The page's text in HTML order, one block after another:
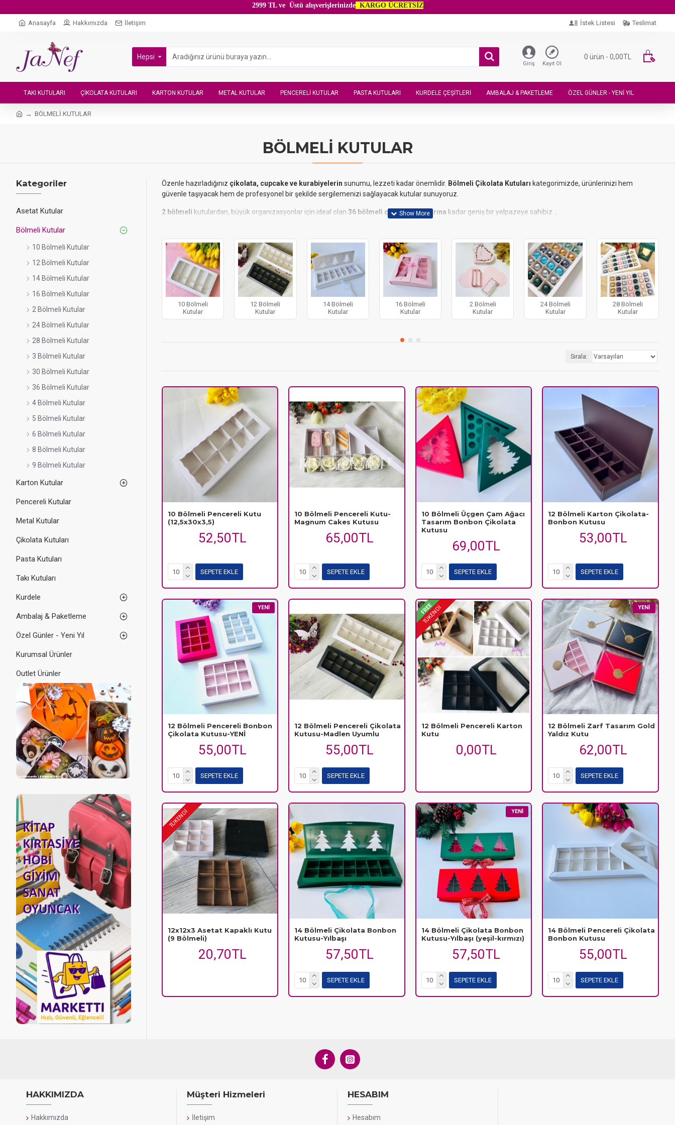
2999 TL ve Üstü alışverişlerinizdeKARGO ÜCRETSİZ
Anasayfa Hakkımızda İletişim İstek Listesi Teslimat
Hepsi
Giriş Kayıt Ol
0 ürün - 0,00TL
TAKI KUTULARI ÇIKOLATA KUTULARI KARTON KUTULAR METAL KUTULAR PENCERELI KUTULAR PASTA KUTULARI KURDELE ÇEŞITLERI AMBALAJ & PAKETLEME ÖZEL GÜNLER - YENI YIL
BÖLMELİ KUTULAR
BÖLMELİ KUTULAR
Kategoriler
Asetat Kutular
Bölmeli Kutular
10 Bölmeli Kutular
12 Bölmeli Kutular
14 Bölmeli Kutular
16 Bölmeli Kutular
2 Bölmeli Kutular
24 Bölmeli Kutular
28 Bölmeli Kutular
3 Bölmeli Kutular
30 Bölmeli Kutular
36 Bölmeli Kutular
4 Bölmeli Kutular
5 Bölmeli Kutular
6 Bölmeli Kutular
8 Bölmeli Kutular
9 Bölmeli Kutular
Karton Kutular
Pencereli Kutular
Metal Kutular
Çikolata Kutuları
Pasta Kutuları
Takı Kutuları
Kurdele
Ambalaj & Paketleme
Özel Günler - Yeni Yıl
Kurumsal Ürünler
Outlet Ürünler
Özel kutusunda 2 li Kelebek Biblo
Özenle hazırladığınız çikolata, cupcake ve kurabiyelerin sunumu, lezzeti kadar önemlidir. Bölmeli Çikolata Kutuları kategorimizde, ürünlerinizi hem
güvenle taşıyacak hem de profesyonel bir şekilde sergilemenizi sağlayacak kutular sunuyoruz.
2 bölmeli kutulardan, büyük organizasyonlar için ideal olan 36 bölmeli çikolata kutularına kadar geniş bir yelpazeye sahibiz. ,
sergilenmesini sağlıyoruz. Ürünlerinize değer katacak, birbirinden şık ve fonksiyonel bölmeli kutularımızı keşfedin.
10 Bölmeli
Kutular
12 Bölmeli
Kutular
14 Bölmeli
Kutular
16 Bölmeli
Kutular
2 Bölmeli
Kutular
24 Bölmeli
Kutular
28 Bölmeli
Kutular
Sırala:
10 Bölmeli Pencereli Kutu
(12,5x30x3,5)
52,50TL
SEPETE EKLE
10 Bölmeli Pencereli Kutu-
Magnum Cakes Kutusu
65,00TL
SEPETE EKLE
10 Bölmeli Üçgen Çam Ağacı
Tasarım Bonbon Çikolata
Kutusu
69,00TL
SEPETE EKLE
12 Bölmeli Karton Çikolata-
Bonbon Kutusu
53,00TL
SEPETE EKLE
YENI
12 Bölmeli Pencereli Bonbon
Çikolata Kutusu-YENİ
55,00TL
SEPETE EKLE
12 Bölmeli Pencereli Çikolata
Kutusu-Madlen Uyumlu
55,00TL
SEPETE EKLE
FREE
TÜKENDİ
12 Bölmeli Pencereli Karton
Kutu
0,00TL
YENI
12 Bölmeli Zarf Tasarım Gold
Yaldız Kutu
62,00TL
SEPETE EKLE
TÜKENDİ
12x12x3 Asetat Kapaklı Kutu
(9 Bölmeli)
20,70TL
14 Bölmeli Çikolata Bonbon
Kutusu-Yılbaşı
57,50TL
SEPETE EKLE
YENI
14 Bölmeli Çikolata Bonbon
Kutusu-Yılbaşı (yeşil-kırmızı)
57,50TL
SEPETE EKLE
14 Bölmeli Pencereli Çikolata
Bonbon Kutusu
55,00TL
SEPETE EKLE
HAKKIMIZDA
Hakkımızda
Müşteri Hizmeleri
İletişim
HESABIM
Hesabım